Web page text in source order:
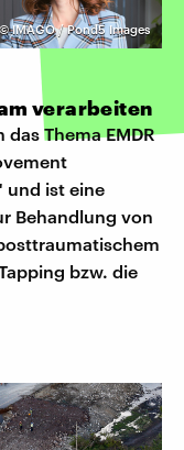
©IMAGO / Pond5 Images
verarbeiten
Thema EMDR
und ist eine
Behandlung von
bzw. die